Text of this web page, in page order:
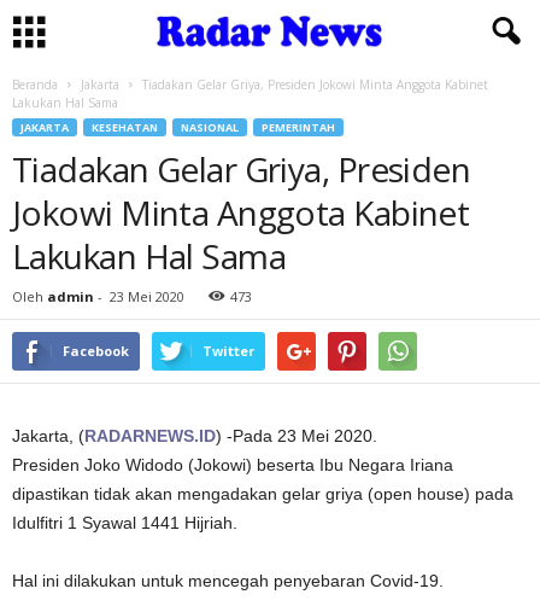
Beranda Jakarta
Tiadakan Gelar Griya, Presiden Jokowi Minta Anggota Kabinet
Lakukan Hal Sama
JAKARTA KESEHATAN NASIONAL PEMERINTAH
Tiadakan Gelar Griya, Presiden
Jokowi Minta Anggota Kabinet
Lakukan Hal Sama
Oleh admin - 23 Mei 2020 473
Facebook Twitter
Jakarta, (RADARNEWS.ID) -Pada 23 Mei 2020.
Presiden Joko Widodo (Jokowi) beserta Ibu Negara Iriana
dipastikan tidak akan mengadakan gelar griya (open house) pada
Idulfitri 1 Syawal 1441 Hijriah.
Hal ini dilakukan untuk mencegah penyebaran Covid-19.